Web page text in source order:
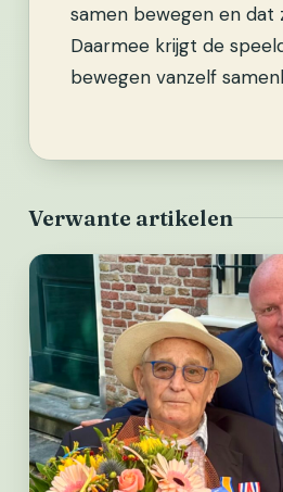
samen bewegen en dat
Daarmee krijgt de
bewegen vanzelf
Verwante artikelen